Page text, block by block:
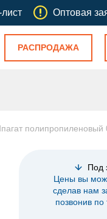
Оптовая
РАСПРОДАЖА
полипропиленовый
Под
Цены вы
сделав нам
позвонив